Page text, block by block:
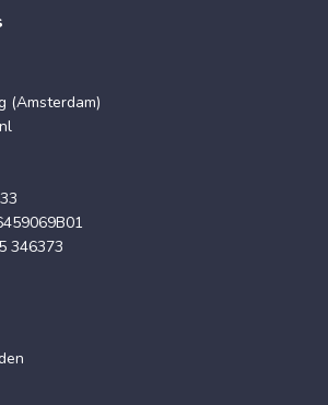
(Amsterdam)
346373